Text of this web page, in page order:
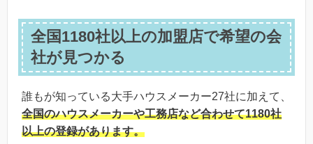
全国1180社以上の加盟店で希望の会
社が見つかる
誰もが知っている大手ハウスメーカー27社に加えて、
全国のハウスメーカーや工務店など合わせて1180社
以上の登録があります。